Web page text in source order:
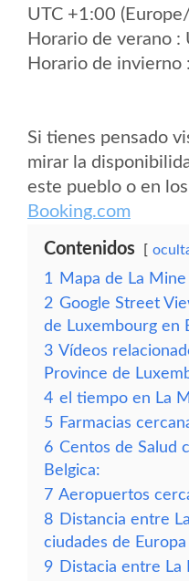
UTC +1:00
Horario de verano :
Horario de invierno
Si tienes pensado
mirar la
este pueblo o en
Booking.com
Contenidos
1
Mapa de La Mine
2 Google Street
de Luxembourg en
3 Vídeos
Province de
4 el tiempo en La
5 Farmacias
6 Centos de Salud
Belgica:
7 Aeropuertos
8 Distancia entre
ciudades de Europa
9 Distacia entre La